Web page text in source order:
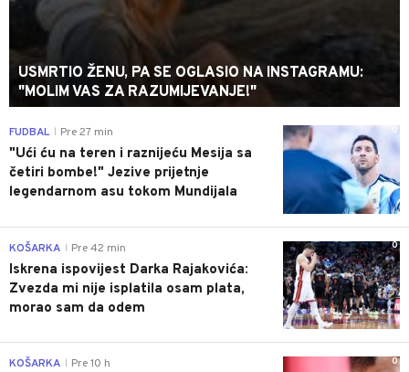
USMRTIO ŽENU, PA SE OGLASIO NA INSTAGRAMU:
"MOLIM VAS ZA RAZUMIJEVANJE!"
0
FUDBAL Pre 27 min
"Ući ću na teren i raznijeću Mesija sa
četiri bombe!" Jezive prijetnje
legendarnom asu tokom Mundijala
0
KOŠARKA Pre 42 min
Iskrena ispovijest Darka Rajakovića:
Zvezda mi nije isplatila osam plata,
morao sam da odem
0
KOŠARKA Pre 10 h